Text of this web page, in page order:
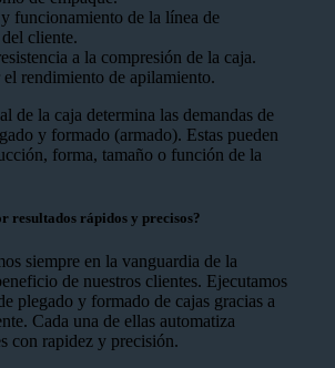
funcionamiento de la línea de
cliente.
a la compresión de la caja.
el rendimiento de apilamiento.
de la caja determina las demandas de
y formado (armado). Estas pueden
forma, tamaño o función de la
resultados rápidos y precisos?
siempre en la vanguardia de la
de nuestros clientes. Ejecutamos
plegado y formado de cajas gracias a
Cada una de ellas automatiza
con rapidez y precisión.